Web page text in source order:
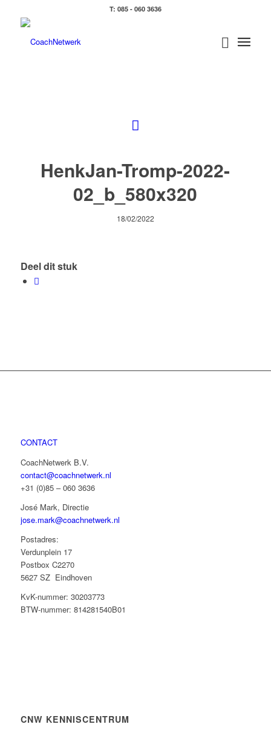
T: 085 - 060 3636
HenkJan-Tromp-2022-
02_b_580x320
18/02/2022
Deel dit stuk
CONTACT
CoachNetwerk B.V.
contact@coachnetwerk.nl
+31 (0)85 – 060 3636
José Mark, Directie
jose.mark@coachnetwerk.nl
Postadres:
Verdunplein 17
Postbox C2270
5627 SZ Eindhoven
KvK-nummer: 30203773
BTW-nummer: 814281540B01
CNW KENNISCENTRUM